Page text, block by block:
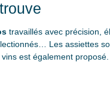
travaillés avec précision,
Les assiettes
est également